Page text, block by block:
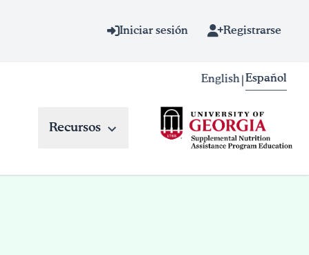
Iniciar sesión Registrarse
English Español
Recursos